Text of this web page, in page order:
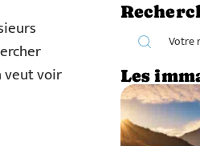
veut voir
Les